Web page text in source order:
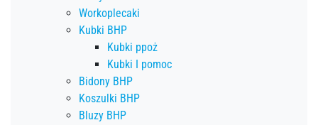
Workoplecaki
Kubki BHP
Kubki ppoż
Kubki I pomoc
Bidony BHP
Koszulki BHP
Bluzy BHP